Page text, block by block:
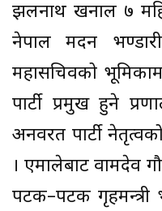
झलनाथ खनाल ७
नेपाल मदन
महासचिवको
पार्टी प्रमुख हुने
अनवरत पार्टी
। एमालेबाट वामदेव
पटक–पटक